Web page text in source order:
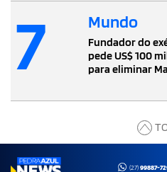
7 Mundo
Fundador do
pede US$ 100
para eliminar
(27)99887-